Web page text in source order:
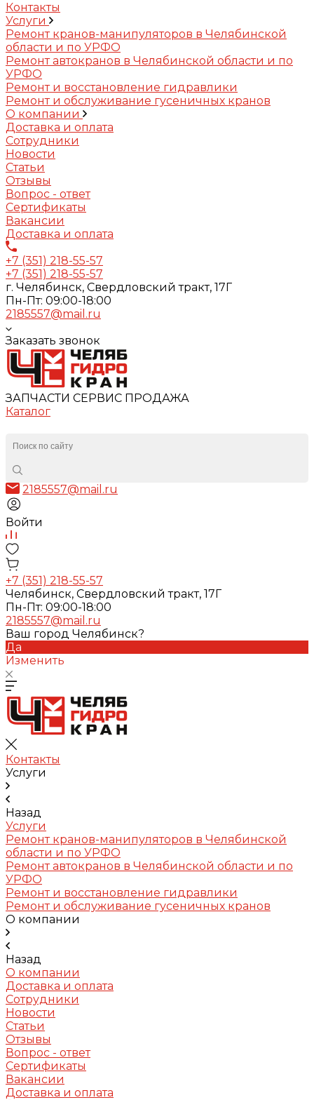
Контакты
Услуги
Ремонт кранов-манипуляторов в Челябинской
области и по УРФО
Ремонт автокранов в Челябинской области и по
УРФО
Ремонт и восстановление гидравлики
Ремонт и обслуживание гусеничных кранов
О компании
Доставка и оплата
Сотрудники
Новости
Статьи
Отзывы
Вопрос - ответ
Сертификаты
Вакансии
Доставка и оплата
+7 (351) 218-55-57
+7 (351) 218-55-57
г. Челябинск, Свердловский тракт, 17Г
Пн-Пт: 09:00-18:00
2185557@mail.ru
Заказать звонок
ЗАПЧАСТИ СЕРВИС ПРОДАЖА
Каталог
2185557@mail.ru
Войти
+7 (351) 218-55-57
Челябинск, Свердловский тракт, 17Г
Пн-Пт: 09:00-18:00
2185557@mail.ru
Ваш город Челябинск?
Да
Изменить
Контакты
Услуги
Назад
Услуги
Ремонт кранов-манипуляторов в Челябинской
области и по УРФО
Ремонт автокранов в Челябинской области и по
УРФО
Ремонт и восстановление гидравлики
Ремонт и обслуживание гусеничных кранов
О компании
Назад
О компании
Доставка и оплата
Сотрудники
Новости
Статьи
Отзывы
Вопрос - ответ
Сертификаты
Вакансии
Доставка и оплата